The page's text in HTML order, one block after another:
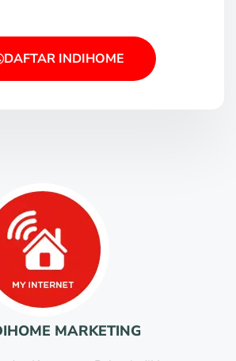
DAFTAR INDIHOME
MARKETING